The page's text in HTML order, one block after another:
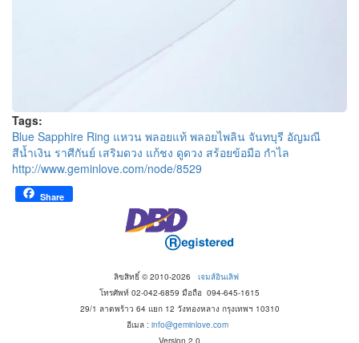
Tags:
Blue Sapphire Ring แหวน พลอยแท้ พลอยไพลิน จันทบุรี อัญมณี
สีน้ำเงิน ราศีกันย์ เสริมดวง แก้ชง ดูดวง สร้อยข้อมือ กำไล
http://www.geminlove.com/node/8529
Share
ลิขสิทธิ์ © 2010-2026 เจมส์อินเลิฟ
โทรศัพท์ 02-042-6859 มือถือ 094-645-1615
29/1 ลาดพร้าว 64 แยก 12 วังทองหลาง กรุงเทพฯ 10310
อีเมล : info@geminlove.com